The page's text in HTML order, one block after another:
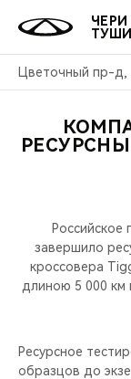
Цветочный пр-д,
СЕДАНЫ
НОВИНКИ
КРЕДИТ И
ЗАПЧАСТИ И
ПОДДЕРЖКА
О БРЕНДЕ
CHERY В
КРЕДИТ
МЫ В СОЦСЕТЯХ
Российское
завершило
кроссовера
длиною 5 000 км
Ресурсное
образцов до